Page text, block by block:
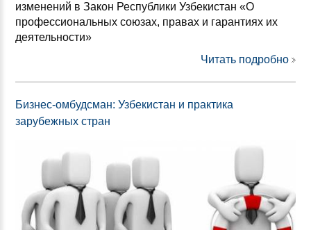
изменений в Закон Республики Узбекистан «О
профессиональных союзах, правах и гарантиях их
деятельности»
Читать подробно
Бизнес-омбудсман: Узбекистан и практика
зарубежных стран